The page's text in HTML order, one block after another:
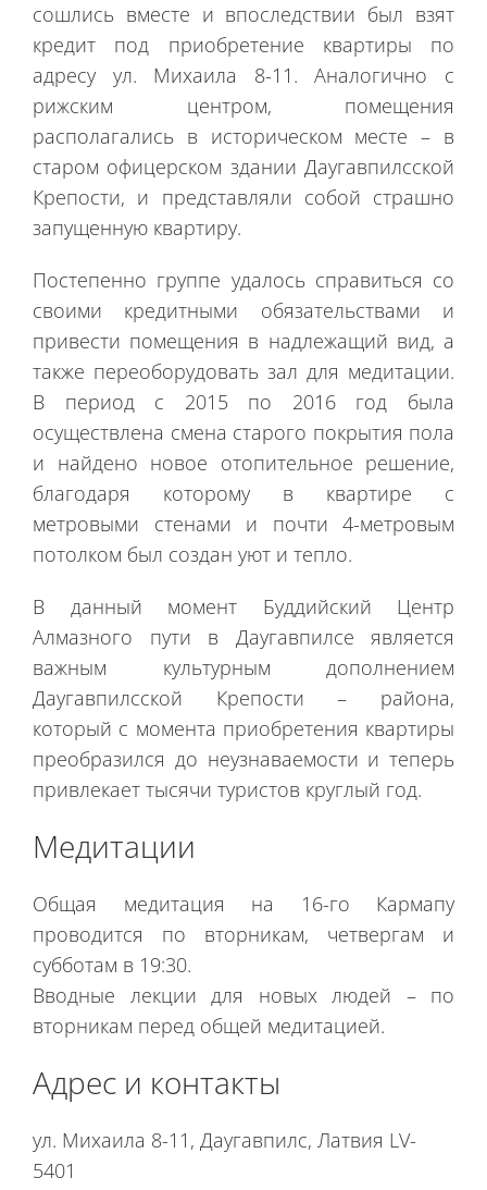
сошлись вместе и впоследствии был взят
кредит под приобретение квартиры по
адресу ул. Михаила 8-11. Аналогично с
рижским центром, помещения
располагались в историческом месте – в
старом офицерском здании Даугавпилсской
Крепости, и представляли собой страшно
запущенную квартиру.
Постепенно группе удалось справиться со
своими кредитными обязательствами и
привести помещения в надлежащий вид, а
также переоборудовать зал для медитации.
В период с 2015 по 2016 год была
осуществлена смена старого покрытия пола
и найдено новое отопительное решение,
благодаря которому в квартире с
метровыми стенами и почти 4-метровым
потолком был создан уют и тепло.
В данный момент Буддийский Центр
Алмазного пути в Даугавпилсе является
важным культурным дополнением
Даугавпилсской Крепости – района,
который с момента приобретения квартиры
преобразился до неузнаваемости и теперь
привлекает тысячи туристов круглый год.
Медитации
Общая медитация на 16-го Кармапу
проводится по вторникам, четвергам и
субботам в 19:30.
Вводные лекции для новых людей – по
вторникам перед общей медитацией.
Адрес и контакты
ул. Михаила 8-11, Даугавпилс, Латвия LV-
5401